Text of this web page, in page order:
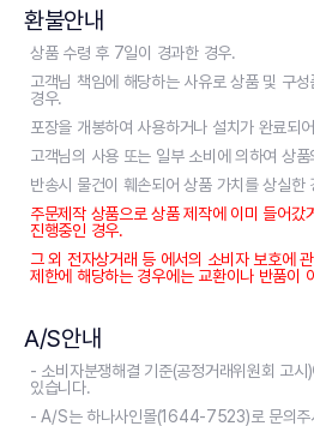
환불안내
상품 수령 후 7일이 경과한 경우.
고객님 책임에 해당하는 사유로 상품 및 구
경우.
포장을 개봉하여 사용하거나 설치가 완료되
고객님의 사용 또는 일부 소비에 의하여 상
반송시 물건이 훼손되어 상품 가치를 상실한
주문제작 상품으로 상품 제작에 이미 들어갔
진행중인 경우.
그 외 전자상거래 등 에서의 소비자 보호에
제한에 해당하는 경우에는 교환이나 반품이
A/S안내
- 소비자분쟁해결 기준(공정거래위원회 고
있습니다.
- A/S는 하나사인몰(1644-7523)로 문의주